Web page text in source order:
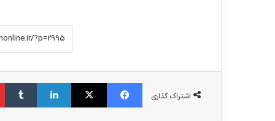
اشتراک گذاری
فیس بوک X لینکدین